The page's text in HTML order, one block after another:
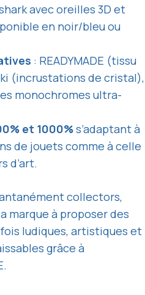
avec oreilles 3D et
en noir/bleu ou
: READYMADE (tissu
(incrustations de cristal),
monochromes ultra-
et 1000%s’adaptant à
de jouets comme à celle
d’art.
collectors,
marque à proposer des
ludiques, artistiques et
grâce à